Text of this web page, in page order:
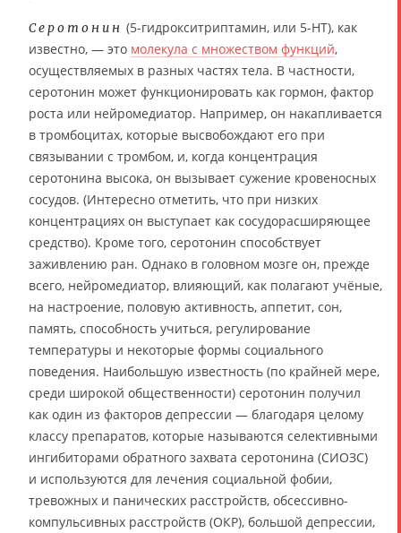
Серотонин (5-гидрокситриптамин, или 5-НТ), как
известно, — это молекула с множеством функций,
осуществляемых в разных частях тела. В частности,
серотонин может функционировать как гормон, фактор
роста или нейромедиатор. Например, он накапливается
в тромбоцитах, которые высвобождают его при
связывании с тромбом, и, когда концентрация
серотонина высока, он вызывает сужение кровеносных
сосудов. (Интересно отметить, что при низких
концентрациях он выступает как сосудорасширяющее
средство). Кроме того, серотонин способствует
заживлению ран. Однако в головном мозге он, прежде
всего, нейромедиатор, влияющий, как полагают учёные,
на настроение, половую активность, аппетит, сон,
память, способность учиться, регулирование
температуры и некоторые формы социального
поведения. Наибольшую известность (по крайней мере,
среди широкой общественности) серотонин получил
как один из факторов депрессии — благодаря целому
классу препаратов, которые называются селективными
ингибиторами обратного захвата серотонина (СИОЗС)
и используются для лечения социальной фобии,
тревожных и панических расстройств, обсессивно-
компульсивных расстройств (ОКР), большой депрессии,